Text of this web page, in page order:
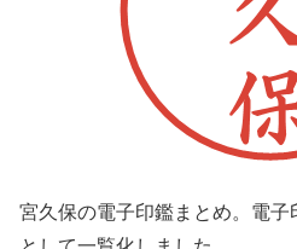
宮久保の電子印鑑まとめ。電